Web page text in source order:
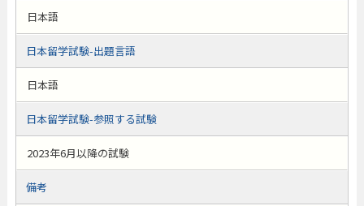
日本語
日本留学試験-出題言語
日本語
日本留学試験-参照する試験
2023年6月以降の試験
備考